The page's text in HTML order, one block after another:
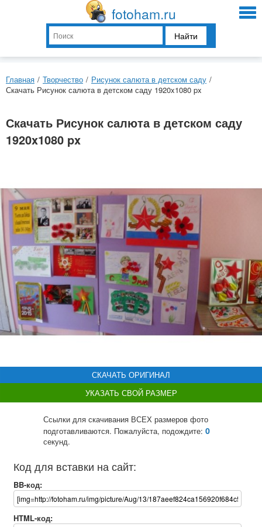
fotoham.ru
Найти
Главная / Творчество / Рисунок салюта в детском саду /
Скачать Рисунок салюта в детском саду 1920x1080 px
Скачать Рисунок салюта в детском саду
1920x1080 px
СКАЧАТЬ ОРИГИНАЛ
УКАЗАТЬ СВОЙ РАЗМЕР
Ссылки для скачивания ВСЕХ размеров фото
подготавливаются. Пожалуйста, подождите: 0
секунд.
Код для вставки на сайт:
BB-код:
HTML-код: